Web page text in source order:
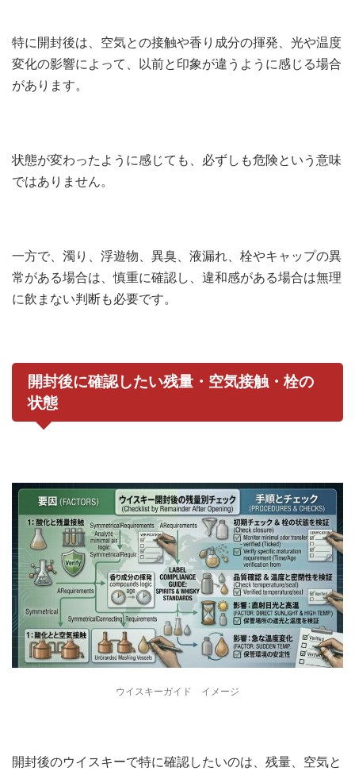
特に開封後は、空気との接触や香り成分の揮発、光や温度
変化の影響によって、以前と印象が違うように感じる場合
があります。
状態が変わったように感じても、必ずしも危険という意味
ではありません。
一方で、濁り、浮遊物、異臭、液漏れ、栓やキャップの異
常がある場合は、慎重に確認し、違和感がある場合は無理
に飲まない判断も必要です。
開封後に確認したい残量・空気接触・栓の
状態
ウイスキーガイド イメージ
開封後のウイスキーで特に確認したいのは、残量、空気と